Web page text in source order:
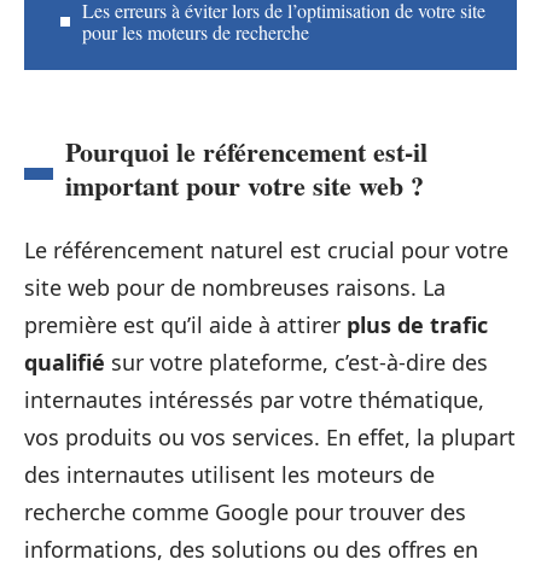
Les erreurs à éviter lors de l’optimisation de votre site
pour les moteurs de recherche
Pourquoi le référencement est-il
important pour votre site web ?
Le référencement naturel est crucial pour votre
site web pour de nombreuses raisons. La
première est qu’il aide à attirer plus de trafic
qualifié sur votre plateforme, c’est-à-dire des
internautes intéressés par votre thématique,
vos produits ou vos services. En effet, la plupart
des internautes utilisent les moteurs de
recherche comme Google pour trouver des
informations, des solutions ou des offres en